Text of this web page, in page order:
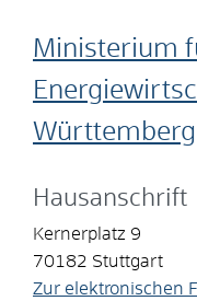
Ministerium
Württemberg
Hausanschrift
Kernerplatz 9
70182 Stuttgart
Zur elektronischen